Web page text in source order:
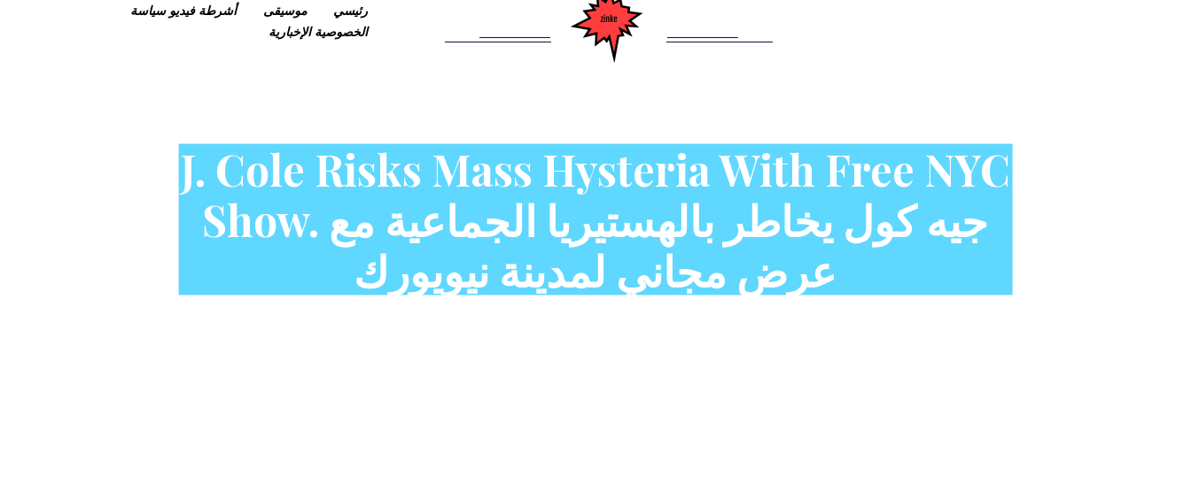
رئيسي موسيقى أشرطة فيديو سياسة
الخصوصية الإخبارية
J. Cole Risks Mass Hysteria With Free NYC
Show. جيه كول يخاطر بالهستيريا الجماعية مع
عرض مجاني لمدينة نيويورك